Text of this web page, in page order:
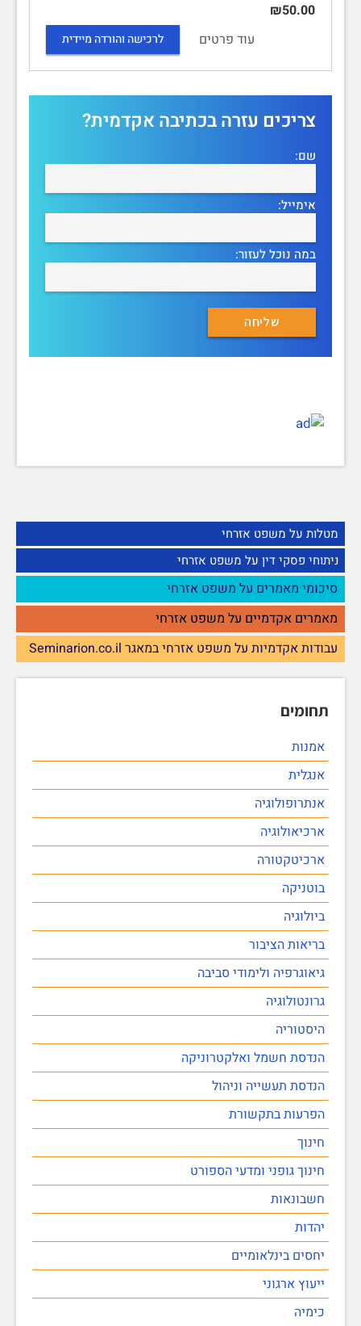
מטלות על משפט אזרחי
ניתוחי פסקי דין על משפט אזרחי
סיכומי מאמרים על משפט אזרחי
מאמרים אקדמיים על משפט אזרחי
עבודות אקדמיות על משפט אזרחי במאגר Seminarion.co.il
תחומים
אמנות
אנגלית
אנתרופולוגיה
ארכיאולוגיה
ארכיטקטורה
בוטניקה
ביולוגיה
בריאות הציבור
גיאוגרפיה ולימודי סביבה
גרונטולוגיה
היסטוריה
הנדסת חשמל ואלקטרוניקה
הנדסת תעשייה וניהול
הפרעות בתקשורת
חינוך
חינוך גופני ומדעי הספורט
חשבונאות
יהדות
יחסים בינלאומיים
ייעוץ ארגוני
כימיה
₪50.00
עוד פרטים
לרכישה והורדה מיידית
צריכים עזרה בכתיבה אקדמית?
שם:
אימייל:
במה נוכל לעזור: